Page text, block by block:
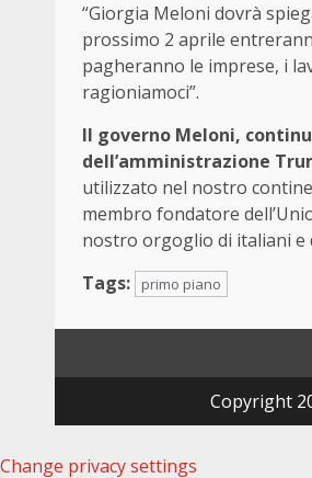
“Giorgia Meloni dovrà
prossimo 2 aprile
pagheranno le imprese, i
ragioniamoci”.
Il governo Meloni,
dell’amministrazione
utilizzato nel nostro
membro fondatore
nostro orgoglio di italiani e
Tags:
primo piano
Copyright
Change privacy settings